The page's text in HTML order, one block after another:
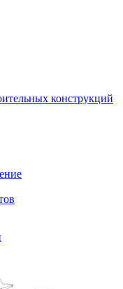
конструкций